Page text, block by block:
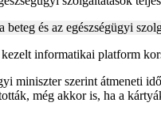
beteg és az egészségügyi
informatikai platform
miniszter szerint átmeneti
még akkor is, ha a